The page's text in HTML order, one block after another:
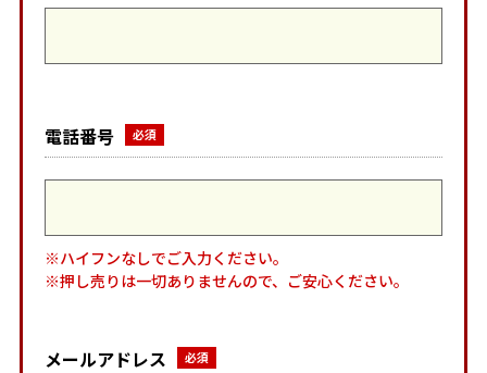
電話番号
※ハイフンなしでご入力ください。
※押し売りは一切ありませんので、ご安心ください。
メールアドレス